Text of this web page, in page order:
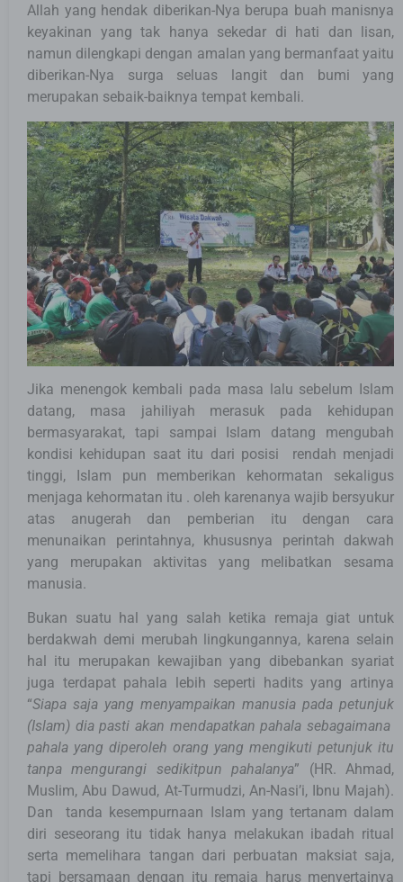
Allah yang hendak diberikan-Nya berupa buah manisnya
keyakinan yang tak hanya sekedar di hati dan lisan,
namun dilengkapi dengan amalan yang bermanfaat yaitu
diberikan-Nya surga seluas langit dan bumi yang
merupakan sebaik-baiknya tempat kembali.
Jika menengok kembali pada masa lalu sebelum Islam
datang, masa jahiliyah merasuk pada kehidupan
bermasyarakat, tapi sampai Islam datang mengubah
kondisi kehidupan saat itu dari posisi rendah menjadi
tinggi, Islam pun memberikan kehormatan sekaligus
menjaga kehormatan itu . oleh karenanya wajib bersyukur
atas anugerah dan pemberian itu dengan cara
menunaikan perintahnya, khususnya perintah dakwah
yang merupakan aktivitas yang melibatkan sesama
manusia.
Bukan suatu hal yang salah ketika remaja giat untuk
berdakwah demi merubah lingkungannya, karena selain
hal itu merupakan kewajiban yang dibebankan syariat
juga terdapat pahala lebih seperti hadits yang artinya
“Siapa saja yang menyampaikan manusia pada petunjuk
(Islam) dia pasti akan mendapatkan pahala sebagaimana
pahala yang diperoleh orang yang mengikuti petunjuk itu
tanpa mengurangi sedikitpun pahalanya” (HR. Ahmad,
Muslim, Abu Dawud, At-Turmudzi, An-Nasi’i, Ibnu Majah).
Dan tanda kesempurnaan Islam yang tertanam dalam
diri seseorang itu tidak hanya melakukan ibadah ritual
serta memelihara tangan dari perbuatan maksiat saja,
tapi bersamaan dengan itu remaja harus menyertainya